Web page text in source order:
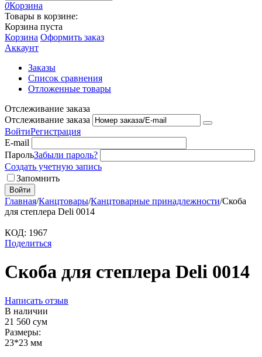
0Корзина
Товары в корзине:
Корзина пуста
Корзина Оформить заказ
Аккаунт
Заказы
Список сравнения
Отложенные товары
Отслеживание заказа
Отслеживание заказа
ВойтиРегистрация
E-mail
ПарольЗабыли пароль?
Создать учетную запись
Запомнить
Войти
Главная/Канцтовары/Канцтоварные принадлежности/Скоба
для степлера Deli 0014
КОД: 1967
Поделиться
Скоба для степлера Deli 0014
Написать отзыв
В наличии
21 560 сум
Размеры:
23*23 мм